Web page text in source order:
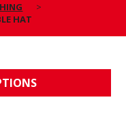
HAT